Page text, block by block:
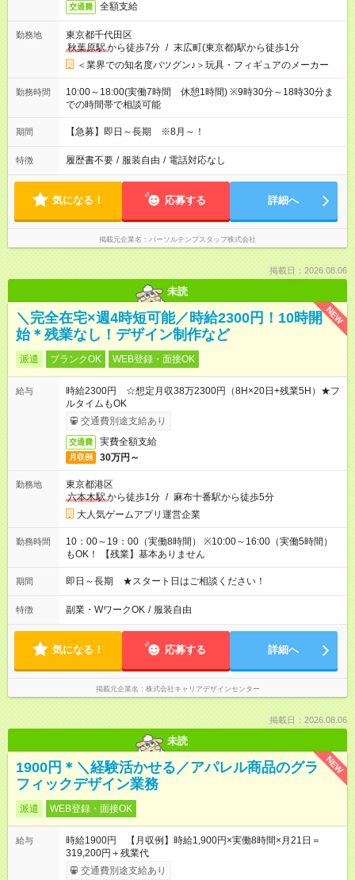
交通費 全額支給
勤務地
東京都千代田区
秋葉原駅から徒歩7分 / 末広町(東京都)駅から徒歩1分
＜業界での知名度バツグン♪＞玩具・フィギュアのメーカー
勤務時間
10:00～18:00(実働7時間 休憩1時間) ※9時30分～18時30分ま
での時間帯で相談可能
期間 【急募】即日～長期 ※8月～！
特徴 履歴書不要 / 服装自由 / 電話対応なし
気になる！ 応募する 詳細へ
掲載元企業名 パーソルテンプスタッフ株式会社
掲載日：2026.08.06
未読
NEW
＼完全在宅×週4時短可能／時給2300円！10時開
始＊残業なし！デザイン制作など
派遣 ブランクOK WEB登録・面接OK
給与
時給2300円 ☆想定月収38万2300円（8H×20日+残業5H）★フ
ルタイムもOK
交通費別途支給あり
交通費 実費全額支給
月収例 30万円～
勤務地
東京都港区
六本木駅から徒歩1分 / 麻布十番駅から徒歩5分
大人気ゲームアプリ運営企業
勤務時間
10：00～19：00（実働8時間） ※10:00～16:00（実働5時間）
もOK！ 【残業】基本ありません
期間 即日～長期 ★スタート日はご相談ください！
特徴 副業・WワークOK / 服装自由
気になる！ 応募する 詳細へ
掲載元企業名 株式会社キャリアデザインセンター
掲載日：2026.08.06
未読
NEW
1900円＊＼経験活かせる／アパレル商品のグラ
フィックデザイン業務
派遣 WEB登録・面接OK
給与
時給1900円 【月収例】時給1,900円×実働8時間×月21日＝
319,200円＋残業代
交通費別途支給あり